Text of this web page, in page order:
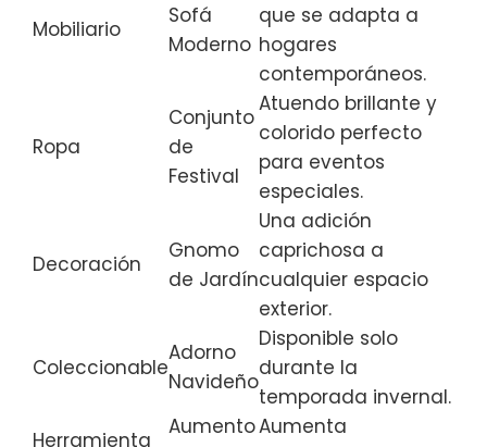
Mobiliario
Sofá
Moderno
que se adapta a
hogares
contemporáneos.
Ropa
Conjunto
de
Festival
Atuendo brillante y
colorido perfecto
para eventos
especiales.
Decoración
Gnomo
de Jardín
Una adición
caprichosa a
cualquier espacio
exterior.
Coleccionable
Adorno
Navideño
Disponible solo
durante la
temporada invernal.
Herramienta
AumentoAumenta